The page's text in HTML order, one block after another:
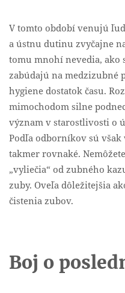
V tomto období venujú
a ústnu dutinu zvyčajne
tomu mnohí nevedia, ako
zabúdajú na medzizubné
hygiene dostatok času.
mimochodom silne
význam v starostlivosti o
Podľa odborníkov sú
takmer rovnaké.
„vyliečia“ od zubného
zuby. Oveľa dôležitejšia
čistenia zubov.
Boj o